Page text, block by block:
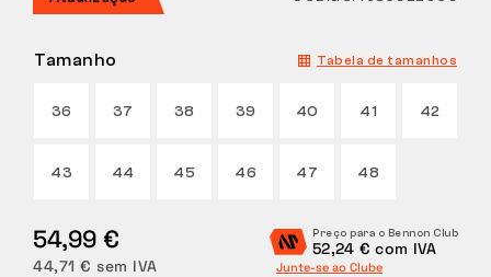
LABORATÓRIO BENNON
DEVOLUÇÕES
Tamanho Tabela de tamanhos
36 37 38 39 40 41 42
43 44 45 46 47 48
54,99 €
44,71 € sem IVA
Preço para o Bennon Club
52,24 € com IVA
Junte-se ao Clube